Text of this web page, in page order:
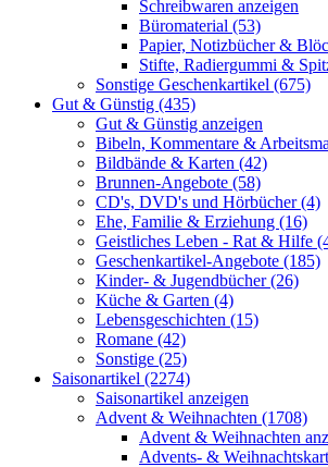
Schreibwaren anzeigen
Büromaterial (53)
Papier, Notizbücher &
Stifte, Radiergummi &
Sonstige Geschenkartikel (675)
Gut & Günstig (435)
Gut & Günstig anzeigen
Bibeln, Kommentare &
Bildbände & Karten (42)
Brunnen-Angebote (58)
CD's, DVD's und Hörbücher (4)
Ehe, Familie & Erziehung (16)
Geistliches Leben - Rat & Hilfe
Geschenkartikel-Angebote (185)
Kinder- & Jugendbücher (26)
Küche & Garten (4)
Lebensgeschichten (15)
Romane (42)
Sonstige (25)
Saisonartikel (2274)
Saisonartikel anzeigen
Advent & Weihnachten (1708)
Advent & Weihnachten
Advents- &